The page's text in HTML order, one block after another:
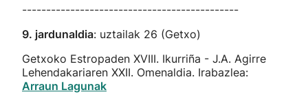
---------------------------------------------
9. jardunaldia: uztailak 26 (Getxo)
Getxoko Estropaden XVIII. Ikurriña - J.A. Agirre
Lehendakariaren XXII. Omenaldia. Irabazlea:
Arraun Lagunak